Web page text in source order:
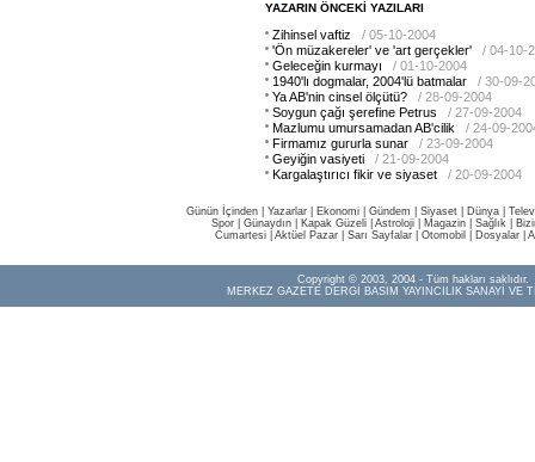
YAZARIN ÖNCEKİ YAZILARI
Zihinsel vaftiz
/ 05-10-2004
'Ön müzakereler' ve 'art gerçekler'
/ 04-10-
Geleceğin kurmayı
/ 01-10-2004
1940'lı dogmalar, 2004'lü batmalar
/ 30-09-
Ya AB'nin cinsel ölçütü?
/ 28-09-2004
Soygun çağı şerefine Petrus
/ 27-09-2004
Mazlumu umursamadan AB'cilik
/ 24-09-
Firmamız gururla sunar
/ 23-09-2004
Geyiğin vasiyeti
/ 21-09-2004
Kargalaştırıcı fikir ve siyaset
/ 20-09-2004
Günün İçinden Yazarlar Ekonomi Gündem Siyaset Dünya |
Spor
Günaydın Kapak Güzeli Astroloji Magazin Sağlık
Cumartesi| Aktüel Pazar| Sarı Sayfalar| Otomobil Dosyalar|
Copyright © 2003, 2004 - Tüm hakları saklıdır.
MERKEZ GAZETE DERGİ BASIM YAYINCILIK SANAYİ VE